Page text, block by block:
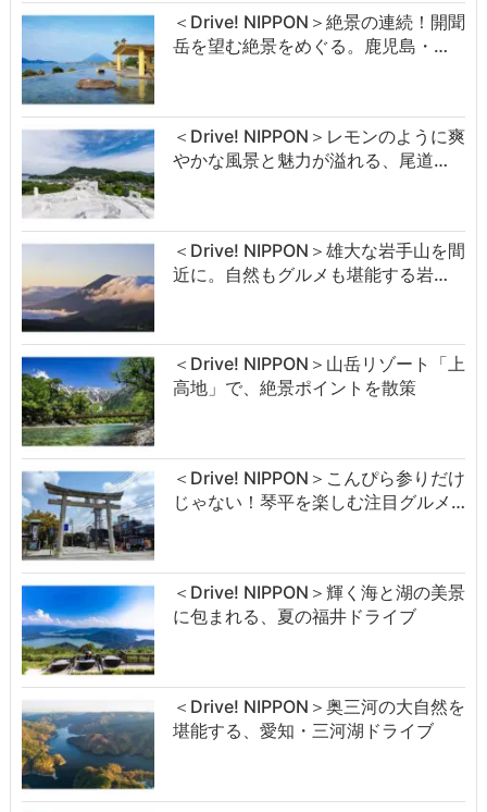
＜Drive! NIPPON＞絶景の連続！開聞
岳を望む絶景をめぐる。鹿児島・…
＜Drive! NIPPON＞レモンのように爽
やかな風景と魅力が溢れる、尾道…
＜Drive! NIPPON＞雄大な岩手山を間
近に。自然もグルメも堪能する岩…
＜Drive! NIPPON＞山岳リゾート「上
高地」で、絶景ポイントを散策
＜Drive! NIPPON＞こんぴら参りだけ
じゃない！琴平を楽しむ注目グルメ…
＜Drive! NIPPON＞輝く海と湖の美景
に包まれる、夏の福井ドライブ
＜Drive! NIPPON＞奥三河の大自然を
堪能する、愛知・三河湖ドライブ